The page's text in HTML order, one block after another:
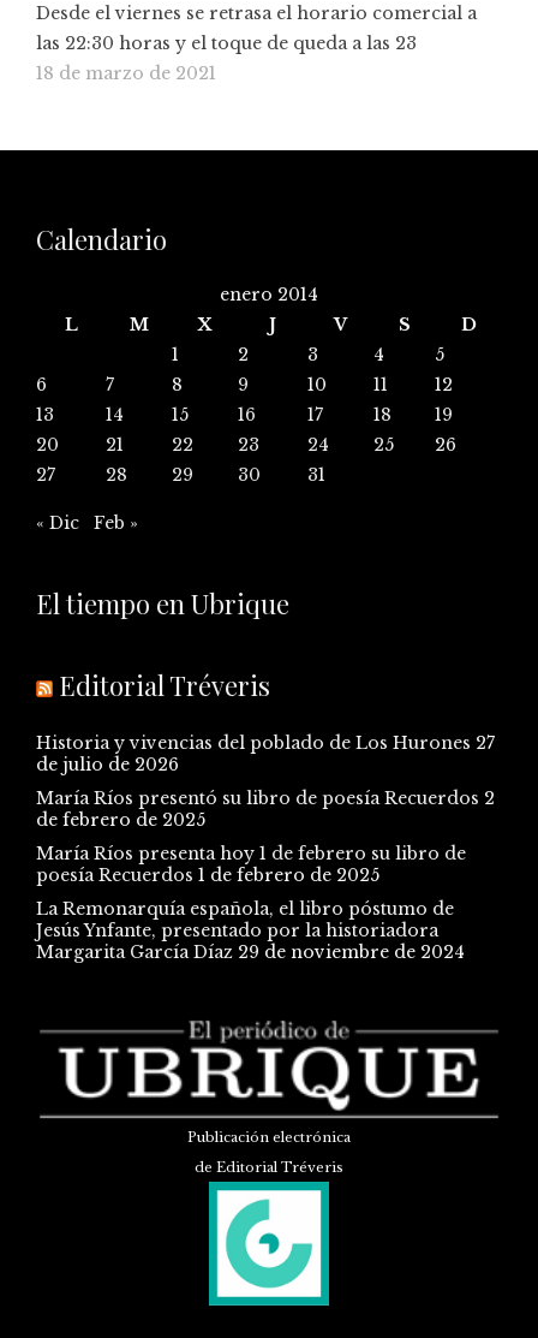
Desde el viernes se retrasa el horario comercial a
las 22:30 horas y el toque de queda a las 23
18 de marzo de 2021
Calendario
enero 2014
L
M X J V S
D
1
2 3 4
5
6
7 8 9 10 11
12
13
14 15 16 17 18
19
20
21 22 23 24 25
26
27
28 29 30 31
« Dic Feb »
El tiempo en Ubrique
Editorial Tréveris
Historia y vivencias del poblado de Los Hurones 27
de julio de 2026
María Ríos presentó su libro de poesía Recuerdos 2
de febrero de 2025
María Ríos presenta hoy 1 de febrero su libro de
poesía Recuerdos 1 de febrero de 2025
La Remonarquía española, el libro póstumo de
Jesús Ynfante, presentado por la historiadora
Margarita García Díaz 29 de noviembre de 2024
Publicación electrónica
de Editorial Tréveris